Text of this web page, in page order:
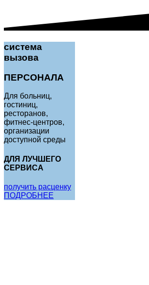
система
вызова
ПЕРСОНАЛА
Для больниц,
гостиниц,
ресторанов,
фитнес-центров,
организации
доступной среды
ДЛЯ ЛУЧШЕГО
СЕРВИСА
получить расценку
ПОДРОБНЕЕ